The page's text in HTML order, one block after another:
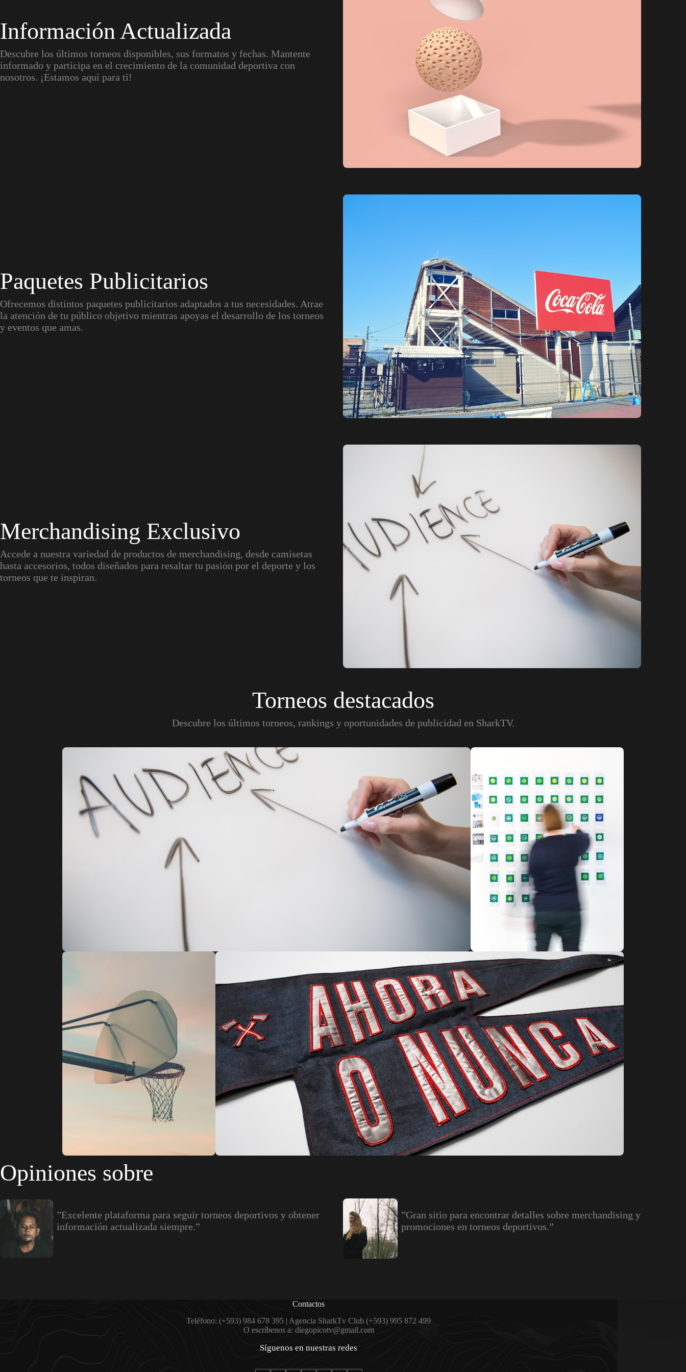
Información Actualizada
Descubre los últimos torneos disponibles, sus formatos y fechas. Mantente
informado y participa en el crecimiento de la comunidad deportiva con
nosotros. ¡Estamos aquí para ti!
Paquetes Publicitarios
Ofrecemos distintos paquetes publicitarios adaptados a tus necesidades. Atrae
la atención de tu público objetivo mientras apoyas el desarrollo de los torneos
y eventos que amas.
Merchandising Exclusivo
Accede a nuestra variedad de productos de merchandising, desde camisetas
hasta accesorios, todos diseñados para resaltar tu pasión por el deporte y los
torneos que te inspiran.
Torneos destacados
Descubre los últimos torneos, rankings y oportunidades de publicidad en SharkTV.
Opiniones sobre
”Excelente plataforma para seguir torneos deportivos y obtener
información actualizada siempre.”
”Gran sitio para encontrar detalles sobre merchandising y
promociones en torneos deportivos.”
Contactos
Teléfono: (+593) 984 678 395 | Agencia SharkTv Club (+593) 995 872 499
O escríbenos a: diegopicotv@gmail.com
Síguenos en nuestras redes